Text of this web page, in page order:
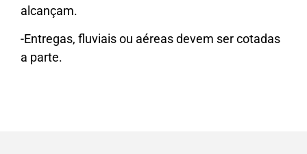
alcançam.
-Entregas, fluviais ou aéreas devem ser cotadas
a parte.